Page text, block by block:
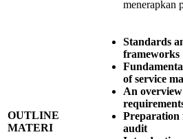
menerapkan
OUTLINE
MATERI
Standards
frameworks
of service
An
Preparation
audit